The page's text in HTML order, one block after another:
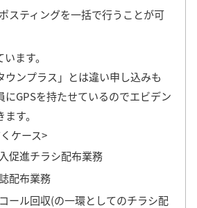
スティングを一括で行うことが可
ます。
ウンプラス」とは違い申し込みも
にGPSを持たせているのでエビデン
す。
ケース>
促進チラシ配布業務
配布業務
ール回収(の一環としてのチラシ配